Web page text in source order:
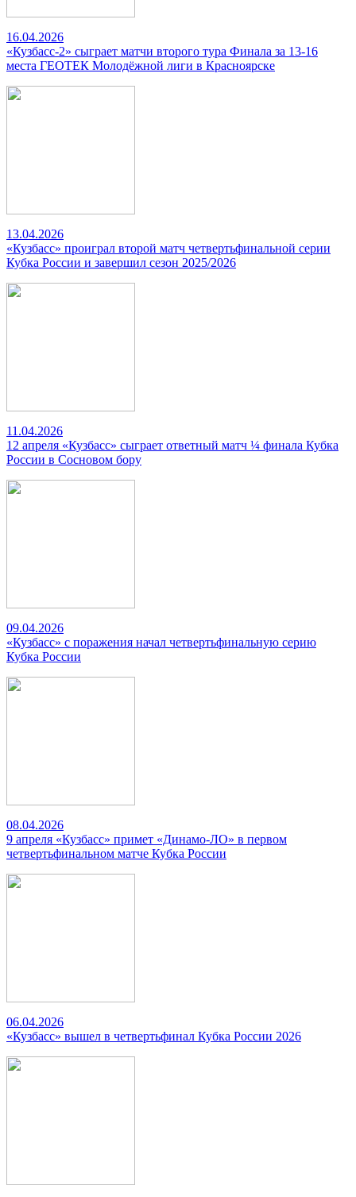
16.04.2026
«Кузбасс-2» сыграет матчи второго тура Финала за 13-16
места ГЕОТЕК Молодёжной лиги в Красноярске
13.04.2026
«Кузбасс» проиграл второй матч четвертьфинальной серии
Кубка России и завершил сезон 2025/2026
11.04.2026
12 апреля «Кузбасс» сыграет ответный матч ¼ финала Кубка
России в Сосновом бору
09.04.2026
«Кузбасс» с поражения начал четвертьфинальную серию
Кубка России
08.04.2026
9 апреля «Кузбасс» примет «Динамо-ЛО» в первом
четвертьфинальном матче Кубка России
06.04.2026
«Кузбасс» вышел в четвертьфинал Кубка России 2026